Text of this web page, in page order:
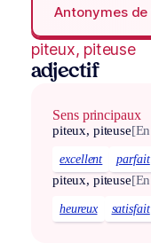
Antonymes de
piteux, piteuse
adjectif
Sens principaux
piteux, piteuse
excellent parfait
piteux, piteuse
heureux satisfait